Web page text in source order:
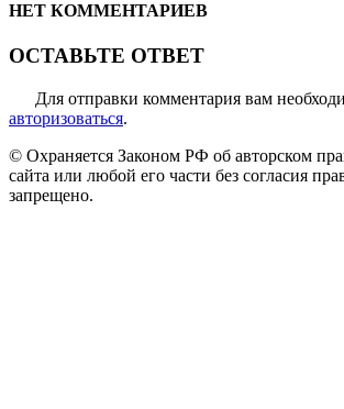
НЕТ КОММЕНТАРИЕВ
ОСТАВЬТЕ ОТВЕТ
Для отправки комментария вам
авторизоваться.
© Охраняется Законом РФ об авторском
сайта или любой его части без согласия
запрещено.